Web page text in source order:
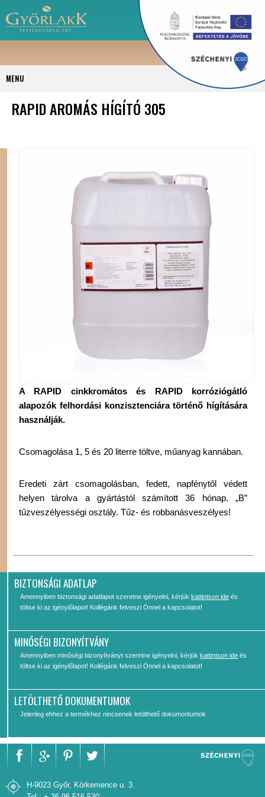
MENU
RAPID AROMÁS HÍGÍTÓ 305
A RAPID cinkkromátos és RAPID korróziógátló
alapozók felhordási konzisztenciára történő hígítására
használják.
Csomagolása 1, 5 és 20 literre töltve, műanyag kannában.
Eredeti zárt csomagolásban, fedett, napfénytől védett
helyen tárolva a gyártástól számított 36 hónap. „B”
tűzveszélyességi osztály. Tűz- és robbanásveszélyes!
BIZTONSÁGI ADATLAP
Amennyiben biztonsági adatlapot szeretne igényelni, kérjük kattintson ide és
töltse ki az igénylőlapot! Kollégánk felveszi Önnel a kapcsolatot!
MINŐSÉGI BIZONYÍTVÁNY
Amennyiben minőségi bizonyítványt szeretne igényelni, kérjük kattintson ide és
töltse ki az igénylőlapot! Kollégánk felveszi Önnel a kapcsolatot!
LETÖLTHETŐ DOKUMENTUMOK
Jelenleg ehhez a termékhez nincsenek letölthető dokumontumok
H-9023 Győr, Körkemence u. 3.